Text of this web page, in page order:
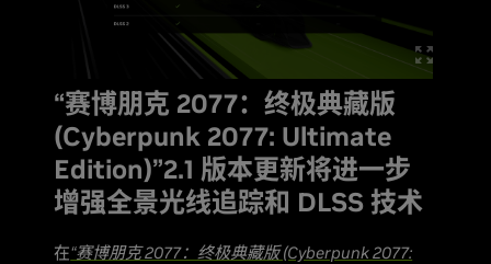
“赛博朋克 2077：终极典藏版
(Cyberpunk 2077: Ultimate
Edition)”2.1 版本更新将进一步
增强全景光线追踪和 DLSS 技术
在“赛博朋克 2077：终极典藏版 (Cyberpunk 2077: